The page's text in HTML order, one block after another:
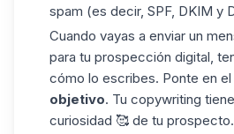
spam (es decir, SPF, DKIM y
Cuando vayas a enviar un
para tu prospección digital,
cómo lo escribes. Ponte en el
objetivo. Tu copywriting
curiosidad 🥰 de tu prospecto.